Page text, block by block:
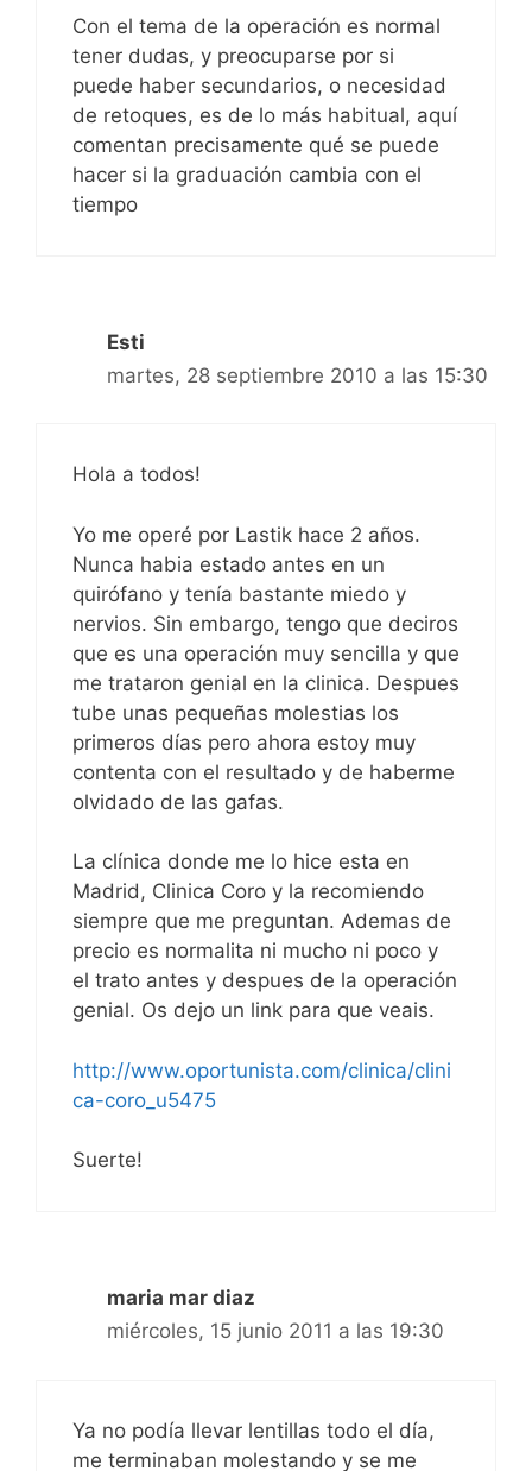
Con el tema de la operación es normal
tener dudas, y preocuparse por si
puede haber secundarios, o necesidad
de retoques, es de lo más habitual, aquí
comentan precisamente qué se puede
hacer si la graduación cambia con el
tiempo
Esti
martes, 28 septiembre 2010 a las 15:30
Hola a todos!
Yo me operé por Lastik hace 2 años.
Nunca habia estado antes en un
quirófano y tenía bastante miedo y
nervios. Sin embargo, tengo que deciros
que es una operación muy sencilla y que
me trataron genial en la clinica. Despues
tube unas pequeñas molestias los
primeros días pero ahora estoy muy
contenta con el resultado y de haberme
olvidado de las gafas.
La clínica donde me lo hice esta en
Madrid, Clinica Coro y la recomiendo
siempre que me preguntan. Ademas de
precio es normalita ni mucho ni poco y
el trato antes y despues de la operación
genial. Os dejo un link para que veais.
http://www.oportunista.com/clinica/clini
ca-coro_u5475
Suerte!
maria mar diaz
miércoles, 15 junio 2011 a las 19:30
Ya no podía llevar lentillas todo el día,
me terminaban molestando y se me